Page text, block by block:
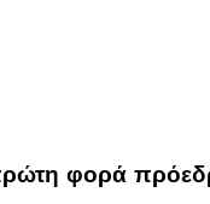
φορά